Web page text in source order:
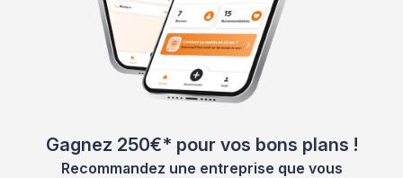
Gagnez 250€* pour vos bons plans !
Recommandez une entreprise que vous